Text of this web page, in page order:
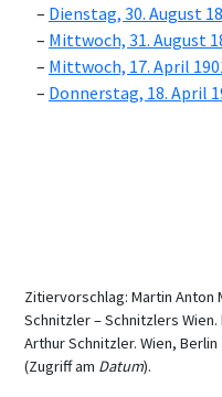
Dienstag, 30. August
Mittwoch, 31. August
Mittwoch, 17. April
Donnerstag, 18. April
Zitiervorschlag: Martin Anton
Schnitzler – Schnitzlers
Arthur Schnitzler. Wien,
(Zugriff am Datum).